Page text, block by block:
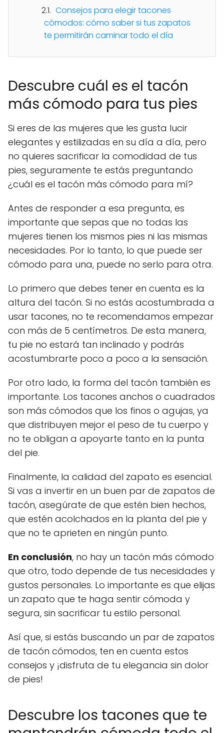
Consejos para elegir tacones
cómodos: cómo saber si tus zapatos
te permitirán caminar todo el día
Descubre cuál es el tacón
más cómodo para tus pies
Si eres de las mujeres que les gusta lucir
elegantes y estilizadas en su día a día, pero
no quieres sacrificar la comodidad de tus
pies, seguramente te estás preguntando
¿cuál es el tacón más cómodo para mí?
Antes de responder a esa pregunta, es
importante que sepas que no todas las
mujeres tienen los mismos pies ni las mismas
necesidades. Por lo tanto, lo que puede ser
cómodo para una, puede no serlo para otra.
Lo primero que debes tener en cuenta es la
altura del tacón. Si no estás acostumbrada a
usar tacones, no te recomendamos empezar
con más de 5 centímetros. De esta manera,
tu pie no estará tan inclinado y podrás
acostumbrarte poco a poco a la sensación.
Por otro lado, la forma del tacón también es
importante. Los tacones anchos o cuadrados
son más cómodos que los finos o agujas, ya
que distribuyen mejor el peso de tu cuerpo y
no te obligan a apoyarte tanto en la punta
del pie.
Finalmente, la calidad del zapato es esencial.
Si vas a invertir en un buen par de zapatos de
tacón, asegúrate de que estén bien hechos,
que estén acolchados en la planta del pie y
que no te aprieten en ningún punto.
En conclusión, no hay un tacón más cómodo
que otro, todo depende de tus necesidades y
gustos personales. Lo importante es que elijas
un zapato que te haga sentir cómoda y
segura, sin sacrificar tu estilo personal.
Así que, si estás buscando un par de zapatos
de tacón cómodos, ten en cuenta estos
consejos y ¡disfruta de tu elegancia sin dolor
de pies!
Descubre los tacones que te